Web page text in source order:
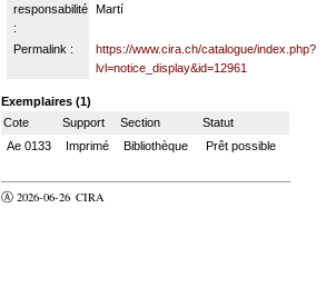
responsabilité
:
Martí
Permalink :
https://www.cira.ch/catalogue/index.php?
lvl=notice_display&id=12961
Exemplaires (1)
Cote
Support Section
Statut
Ae 0133
Imprimé Bibliothèque Prêt possible
Ⓐ 2026-06-26 CIRA